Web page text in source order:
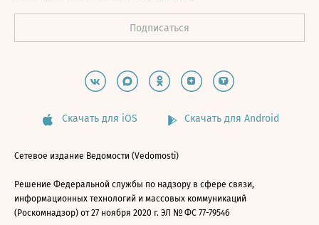
Скачать для iOS Скачать для Android
Сетевое издание Ведомости (Vedomosti)
Решение Федеральной службы по надзору в сфере связи,
информационных технологий и массовых коммуникаций
(Роскомнадзор) от 27 ноября 2020 г. ЭЛ № ФС 77-79546